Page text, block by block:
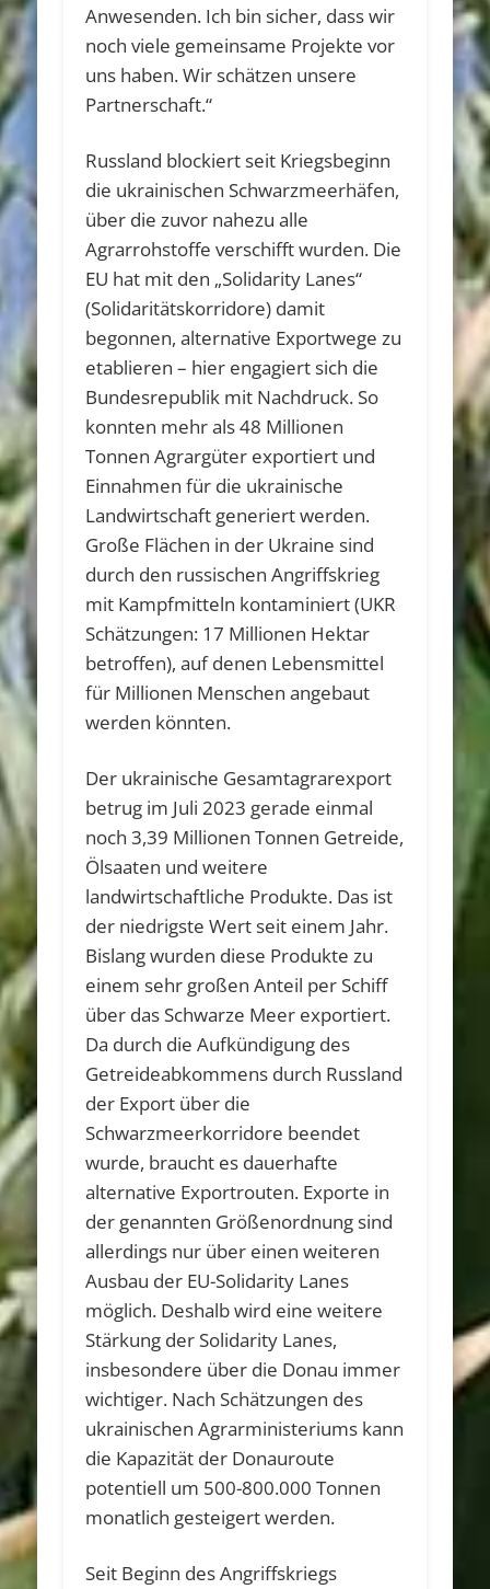
Anwesenden. Ich bin sicher, dass wir
noch viele gemeinsame Projekte vor
uns haben. Wir schätzen unsere
Partnerschaft.“
Russland blockiert seit Kriegsbeginn
die ukrainischen Schwarzmeerhäfen,
über die zuvor nahezu alle
Agrarrohstoffe verschifft wurden. Die
EU hat mit den „Solidarity Lanes“
(Solidaritätskorridore) damit
begonnen, alternative Exportwege zu
etablieren – hier engagiert sich die
Bundesrepublik mit Nachdruck. So
konnten mehr als 48 Millionen
Tonnen Agrargüter exportiert und
Einnahmen für die ukrainische
Landwirtschaft generiert werden.
Große Flächen in der Ukraine sind
durch den russischen Angriffskrieg
mit Kampfmitteln kontaminiert (UKR
Schätzungen: 17 Millionen Hektar
betroffen), auf denen Lebensmittel
für Millionen Menschen angebaut
werden könnten.
Der ukrainische Gesamtagrarexport
betrug im Juli 2023 gerade einmal
noch 3,39 Millionen Tonnen Getreide,
Ölsaaten und weitere
landwirtschaftliche Produkte. Das ist
der niedrigste Wert seit einem Jahr.
Bislang wurden diese Produkte zu
einem sehr großen Anteil per Schiff
über das Schwarze Meer exportiert.
Da durch die Aufkündigung des
Getreideabkommens durch Russland
der Export über die
Schwarzmeerkorridore beendet
wurde, braucht es dauerhafte
alternative Exportrouten. Exporte in
der genannten Größenordnung sind
allerdings nur über einen weiteren
Ausbau der EU-Solidarity Lanes
möglich. Deshalb wird eine weitere
Stärkung der Solidarity Lanes,
insbesondere über die Donau immer
wichtiger. Nach Schätzungen des
ukrainischen Agrarministeriums kann
die Kapazität der Donauroute
potentiell um 500-800.000 Tonnen
monatlich gesteigert werden.
Seit Beginn des Angriffskriegs